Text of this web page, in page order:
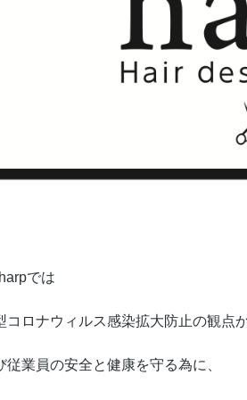
では
コロナウィルス感染拡大防止の観点
従業員の安全と健康を守る為に、